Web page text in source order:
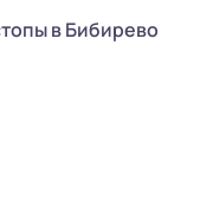
в Бибирево